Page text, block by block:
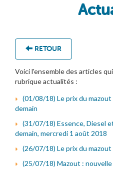
RETOUR
Voici l'ensemble des articles
rubrique actualités :
(01/08/18) Le prix du
demain
(31/07/18) Essence, Diesel
demain, mercredi 1 août 2018
(26/07/18) Le prix du
(25/07/18) Mazout :